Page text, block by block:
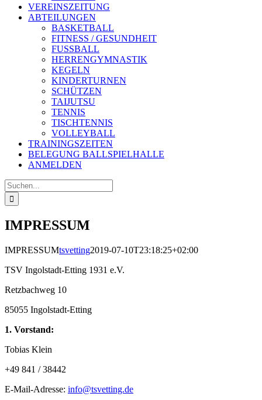
VEREINSZEITUNG
ABTEILUNGEN
BASKETBALL
FITNESS / GESUNDHEIT
FUSSBALL
HERRENGYMNASTIK
KEGELN
KINDERTURNEN
SCHÜTZEN
TAIJUTSU
TENNIS
TISCHTENNIS
VOLLEYBALL
TRAININGSZEITEN
BELEGUNG BALLSPIELHALLE
ANMELDEN
Suche
nach:
IMPRESSUM
IMPRESSUMtsvetting2019-07-10T23:18:25+02:00
TSV Ingolstadt-Etting 1931 e.V.
Retzbachweg 10
85055 Ingolstadt-Etting
1. Vorstand:
Tobias Klein
+49 841 / 38442
E-Mail-Adresse: info@tsvetting.de